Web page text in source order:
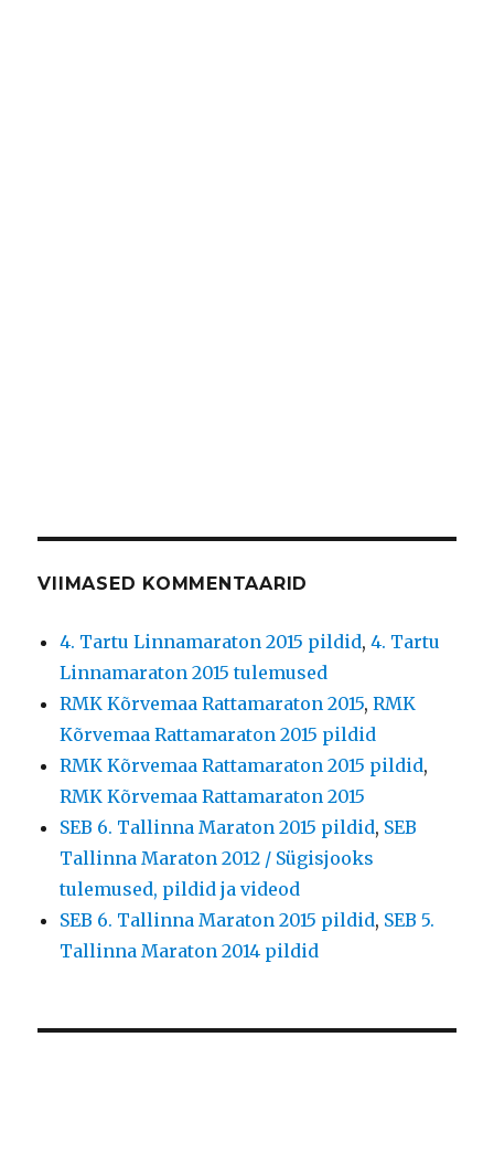
VIIMASED KOMMENTAARID
4. Tartu Linnamaraton 2015 pildid,4. Tartu
Linnamaraton 2015 tulemused
RMK Kõrvemaa Rattamaraton 2015,RMK
Kõrvemaa Rattamaraton 2015 pildid
RMK Kõrvemaa Rattamaraton 2015 pildid,
RMK Kõrvemaa Rattamaraton 2015
SEB 6. Tallinna Maraton 2015 pildid, SEB
Tallinna Maraton 2012 / Sügisjooks
tulemused, pildid ja videod
SEB 6. Tallinna Maraton 2015 pildid, SEB 5.
Tallinna Maraton 2014 pildid